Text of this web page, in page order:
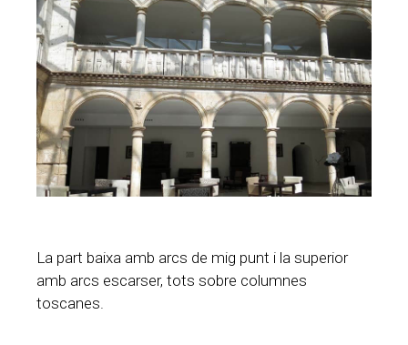
La part baixa amb arcs de mig punt i la superior
amb arcs escarser, tots sobre columnes
toscanes.